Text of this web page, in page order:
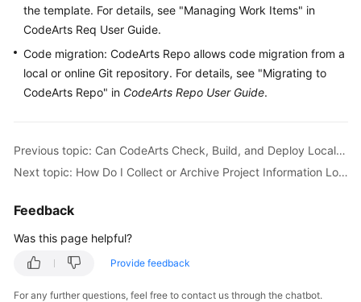
Practices
Reference
FAQs
More
General
Reference
Glossary
the template. For details, see "Managing Work Items" in
CodeArts Req User Guide.
Code migration: CodeArts Repo allows code migration from a
local or online Git repository. For details, see "Migrating to
CodeArts Repo" in CodeArts Repo User Guide.
Previous topic: Can CodeArts Check, Build, and Deploy Local Code?
Next topic: How Do I Collect or Archive Project Information Locally After a CodeArts Project Is Complete?
Feedback
Was this page helpful?
Provide feedback
For any further questions, feel free to contact us through the chatbot.